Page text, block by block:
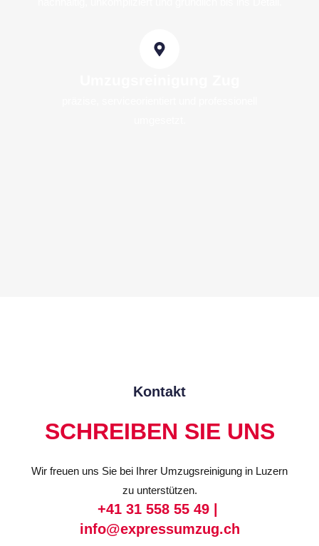
Kontakt
SCHREIBEN SIE UNS
Wir freuen uns Sie bei Ihrer Umzugsreinigung in Luzern
zu unterstützen.
+41 31 558 55 49 |
info@expressumzug.ch